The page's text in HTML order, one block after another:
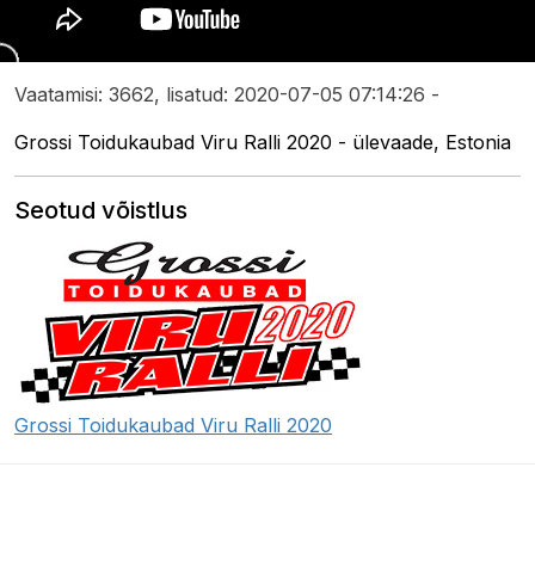
Vaatamisi: 3662, lisatud: 2020-07-05 07:14:26 -
Grossi Toidukaubad Viru Ralli 2020 - ülevaade, Estonia
Seotud võistlus
Grossi Toidukaubad Viru Ralli 2020